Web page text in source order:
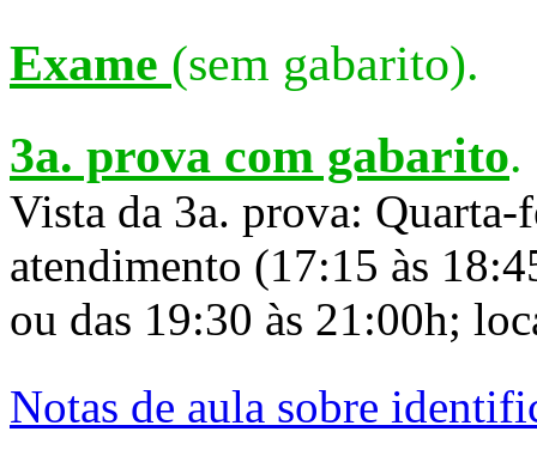
Exame (sem gabarito).
3a. prova com gabarito.
Vista da 3a. prova:
atendimento (17:15 às
ou das 19:30 às 21:00h;
Notas de aula sobre